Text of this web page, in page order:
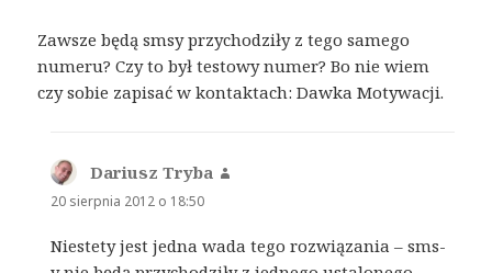
Zawsze będą smsy przychodziły z tego samego
numeru? Czy to był testowy numer? Bo nie wiem
czy sobie zapisać w kontaktach: Dawka Motywacji.
Dariusz Tryba
20 sierpnia 2012 o 18:50
Niestety jest jedna wada tego rozwiązania – sms-